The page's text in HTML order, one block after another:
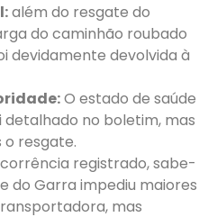
além do resgate do
do caminhão roubado
devidamente devolvida à
O estado de saúde
no boletim, mas
o resgate.
registrado, sabe-
do Garra impediu maiores
mas